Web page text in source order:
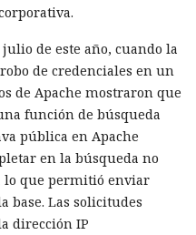
de este año, cuando la
de credenciales en un
de Apache mostraron que
función de búsqueda
pública en Apache
en la búsqueda no
lo que permitió enviar
base. Las solicitudes
dirección IP